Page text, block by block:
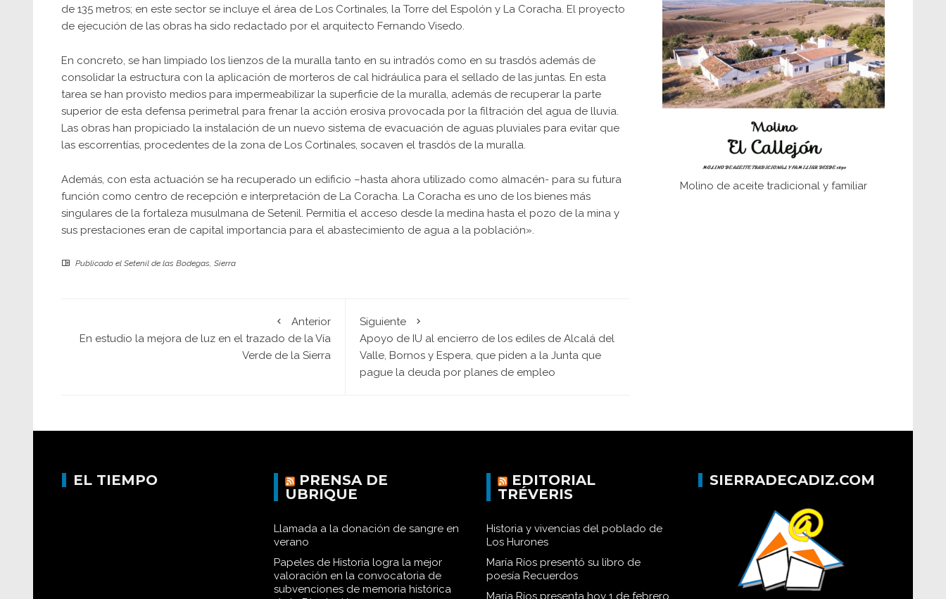
de 135 metros; en este sector se incluye el área de Los Cortinales, la Torre del Espolón y La Coracha. El proyecto
de ejecución de las obras ha sido redactado por el arquitecto Fernando Visedo.
En concreto, se han limpiado los lienzos de la muralla tanto en su intradós como en su trasdós además de
consolidar la estructura con la aplicación de morteros de cal hidráulica para el sellado de las juntas. En esta
tarea se han provisto medios para impermeabilizar la superficie de la muralla, además de recuperar la parte
superior de esta defensa perimetral para frenar la acción erosiva provocada por la filtración del agua de lluvia.
Las obras han propiciado la instalación de un nuevo sistema de evacuación de aguas pluviales para evitar que
las escorrentías, procedentes de la zona de Los Cortinales, socaven el trasdós de la muralla.
Además, con esta actuación se ha recuperado un edificio –hasta ahora utilizado como almacén- para su futura
función como centro de recepción e interpretación de La Coracha. La Coracha es uno de los bienes más
singulares de la fortaleza musulmana de Setenil. Permitía el acceso desde la medina hasta el pozo de la mina y
sus prestaciones eran de capital importancia para el abastecimiento de agua a la población».
Publicado el Setenil de las Bodegas, Sierra
Anterior
En estudio la mejora de luz en el trazado de la Vía
Verde de la Sierra
Siguiente
Apoyo de IU al encierro de los ediles de Alcalá del
Valle, Bornos y Espera, que piden a la Junta que
pague la deuda por planes de empleo
fundaciones de Bornos
El Frente Popular. Ubrique, febrero-julio
1936
Juntar las letras. La alfabetización en el
campo: del afán de saber a la
Historia y vivencias del poblado de Los
Molino de aceite tradicional y familiar
EL TIEMPO
PRENSA DE
UBRIQUE
Llamada a la donación de sangre en
verano
Papeles de Historia logra la mejor
valoración en la convocatoria de
subvenciones de memoria histórica
EDITORIAL
TRÉVERIS
Historia y vivencias del poblado de
Los Hurones
María Ríos presentó su libro de
poesía Recuerdos
María Ríos presenta hoy 1 de febrero
SIERRADECADIZ.COM